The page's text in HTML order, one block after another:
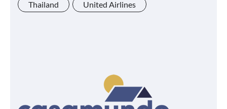
Thailand United Airlines